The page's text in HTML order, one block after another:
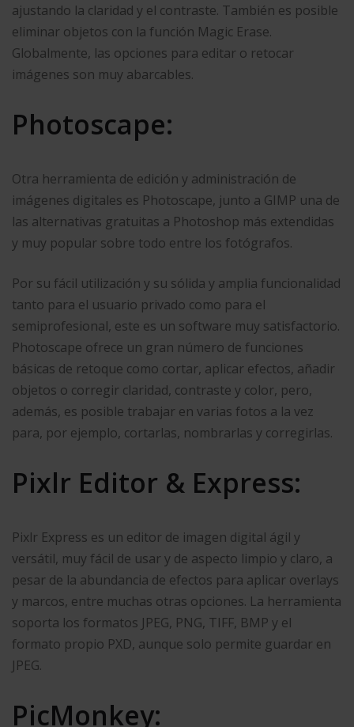
ajustando la claridad y el contraste. También es posible
eliminar objetos con la función Magic Erase.
Globalmente, las opciones para editar o retocar
imágenes son muy abarcables.
Photoscape:
Otra herramienta de edición y administración de
imágenes digitales es Photoscape, junto a GIMP una de
las alternativas gratuitas a Photoshop más extendidas
y muy popular sobre todo entre los fotógrafos.
Por su fácil utilización y su sólida y amplia funcionalidad
tanto para el usuario privado como para el
semiprofesional, este es un software muy satisfactorio.
Photoscape ofrece un gran número de funciones
básicas de retoque como cortar, aplicar efectos, añadir
objetos o corregir claridad, contraste y color, pero,
además, es posible trabajar en varias fotos a la vez
para, por ejemplo, cortarlas, nombrarlas y corregirlas.
Pixlr Editor & Express:
Pixlr Express es un editor de imagen digital ágil y
versátil, muy fácil de usar y de aspecto limpio y claro, a
pesar de la abundancia de efectos para aplicar overlays
y marcos, entre muchas otras opciones. La herramienta
soporta los formatos JPEG, PNG, TIFF, BMP y el
formato propio PXD, aunque solo permite guardar en
JPEG.
PicMonkey: